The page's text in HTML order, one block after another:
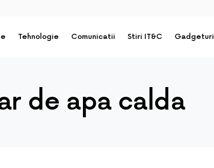
Tehnologie Comunicatii Stiri IT&C Gadgeturi
de apa calda